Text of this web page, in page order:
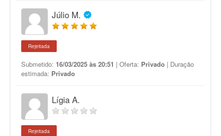
Júlio M.
Rejeitada
Submetido: 16/03/2025 às 20:51 | Oferta: Privado | Duração
estimada: Privado
Lígia A.
Rejeitada